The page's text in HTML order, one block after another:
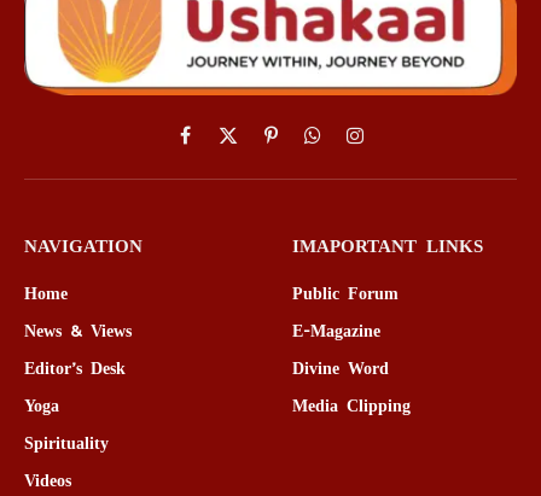
Facebook
X
(Twitter)
PinterestWhatsAppInstagram
NAVIGATION
Home
News & Views
Editor’s Desk
Yoga
Spirituality
Videos
IMAPORTANT LINKS
Public Forum
E-Magazine
Divine Word
Media Clipping